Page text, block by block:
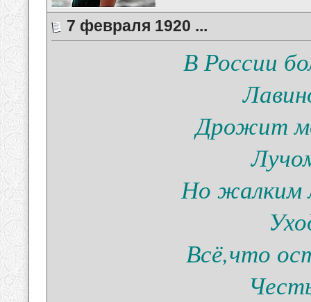
7 февраля 1920 ...
В России
Дрожит
Но жалким
Всё,что